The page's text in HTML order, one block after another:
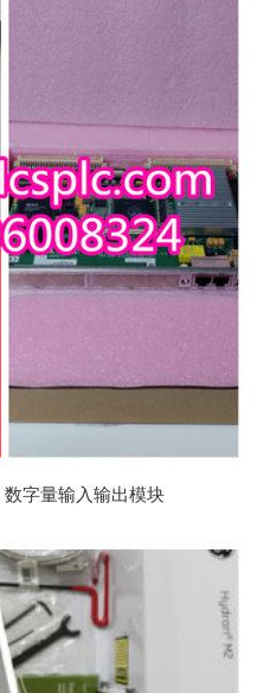
字量输入输出模块